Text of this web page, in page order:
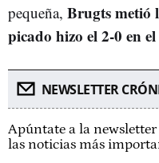
pequeña, Brugts metió
picado hizo el 2-0 en
NEWSLETTER
Apúntate a la
las noticias más